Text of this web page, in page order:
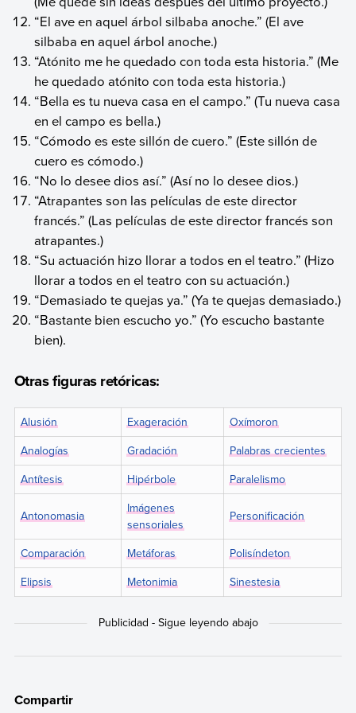
“El ave en aquel árbol silbaba anoche.” (El ave
silbaba en aquel árbol anoche.)
“Atónito me he quedado con toda esta historia.” (Me
he quedado atónito con toda esta historia.)
“Bella es tu nueva casa en el campo.” (Tu nueva casa
en el campo es bella.)
“Cómodo es este sillón de cuero.” (Este sillón de
cuero es cómodo.)
“No lo desee dios así.” (Así no lo desee dios.)
“Atrapantes son las películas de este director
francés.” (Las películas de este director francés son
atrapantes.)
“Su actuación hizo llorar a todos en el teatro.” (Hizo
llorar a todos en el teatro con su actuación.)
“Demasiado te quejas ya.” (Ya te quejas demasiado.)
“Bastante bien escucho yo.” (Yo escucho bastante
bien).
Otras figuras retóricas:
Alusión Exageración
Oxímoron
Analogías
Gradación
Palabras crecientes
Antítesis
Hipérbole Paralelismo
Antonomasia
Imágenes
sensoriales
Personificación
Comparación Metáforas
Polisíndeton
Elipsis
Metonimia Sinestesia
Compartir